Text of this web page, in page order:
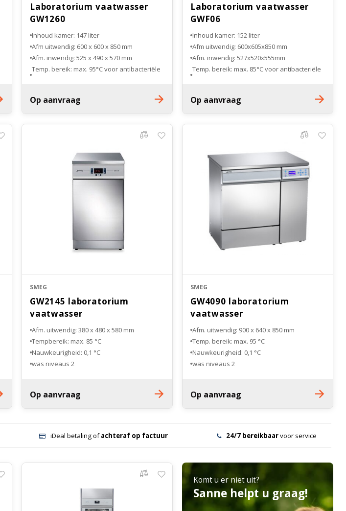
Laboratorium vaatwasser
GW1260
Inhoud kamer: 147 liter
Afm uitwendig: 600 x 600 x 850 mm
Afm. inwendig: 525 x 490 x 570 mm
Temp. bereik: max. 95°C voor antibacteriële
Op aanvraag
Laboratorium vaatwasser
GWF06
Inhoud kamer: 152 liter
Afm uitwendig: 600x605x850 mm
Afm. inwendig: 527x520x555mm
Temp. bereik: max. 85°C voor antibacteriële
2 dosering pompen en waspoeder
dispenser
Op aanvraag
SMEG
GW2145 laboratorium
vaatwasser
Afm. uitwendig: 380 x 480 x 580 mm
Tempbereik: max. 85 °C
Nauwkeurigheid: 0,1 °C
2 was niveaus
Op aanvraag
SMEG
GW4090 laboratorium
vaatwasser
Afm. uitwendig: 900 x 640 x 850 mm
Temp. bereik: max. 95 °C
Nauwkeurigheid: 0,1 °C
2 was niveaus
Op aanvraag
iDeal betaling ofachteraf op factuur 24/7 bereikbaarvoor service
Komt u er niet uit?
Sanne helpt u graag!